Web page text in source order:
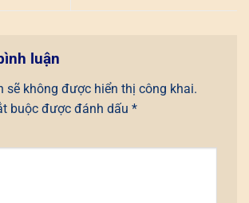
luận
sẽ không được hiển thị công khai.
buộc được đánh dấu *